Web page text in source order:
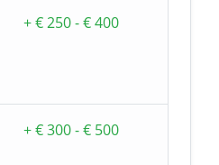
+ € 250 - € 400
+ € 300 - € 500